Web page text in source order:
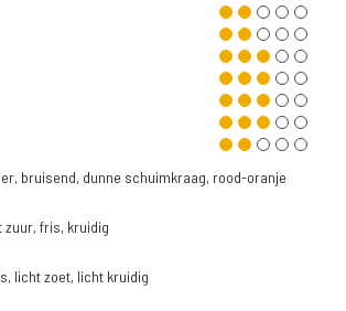
bruisend, dunne schuimkraag, rood-oranje
zuur, fris, kruidig
licht zoet, licht kruidig